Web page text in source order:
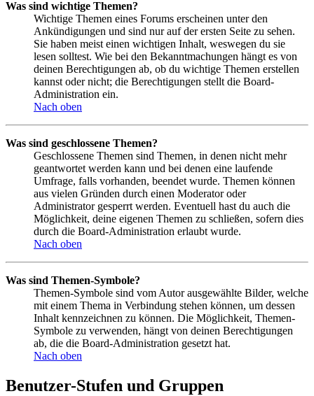
Was sind wichtige Themen?
Wichtige Themen eines Forums erscheinen unter den
Ankündigungen und sind nur auf der ersten Seite zu sehen.
Sie haben meist einen wichtigen Inhalt, weswegen du sie
lesen solltest. Wie bei den Bekanntmachungen hängt es von
deinen Berechtigungen ab, ob du wichtige Themen erstellen
kannst oder nicht; die Berechtigungen stellt die Board-
Administration ein.
Nach oben
Was sind geschlossene Themen?
Geschlossene Themen sind Themen, in denen nicht mehr
geantwortet werden kann und bei denen eine laufende
Umfrage, falls vorhanden, beendet wurde. Themen können
aus vielen Gründen durch einen Moderator oder
Administrator gesperrt werden. Eventuell hast du auch die
Möglichkeit, deine eigenen Themen zu schließen, sofern dies
durch die Board-Administration erlaubt wurde.
Nach oben
Was sind Themen-Symbole?
Themen-Symbole sind vom Autor ausgewählte Bilder, welche
mit einem Thema in Verbindung stehen können, um dessen
Inhalt kennzeichnen zu können. Die Möglichkeit, Themen-
Symbole zu verwenden, hängt von deinen Berechtigungen
ab, die die Board-Administration gesetzt hat.
Nach oben
Benutzer-Stufen und Gruppen